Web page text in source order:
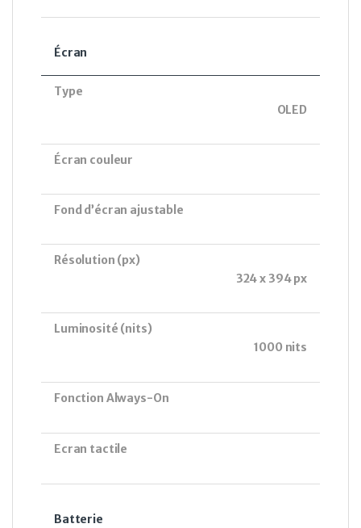
Écran
Type
OLED
Écran couleur
Fond d’écran ajustable
Résolution (px)
324 x 394 px
Luminosité (nits)
1000 nits
Fonction Always-On
Ecran tactile
Batterie